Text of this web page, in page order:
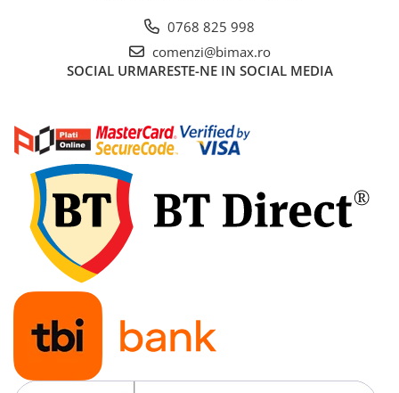
Camera Trotineta Electrica
Incarcator Trotineta Electrica
Controller Trotineta Electrica
Display/Ecran Trotineta Electrica
Motor Trotineta Electrica
Kit Frână Hidraulică
Franare Trotineta Electrica
Aparatori Noroi Trotineta Electrica
Electrice Diverse, Contacte,
Butoane
Lumini Trotinete Electrice
Piese Kugoo
Kukirin M4 MAX
Kukirin S1 MAX 2025-2026
KuKirin G2
0768 825 998
comenzi@bimax.ro
SOCIAL URMARESTE-NE IN SOCIAL MEDIA